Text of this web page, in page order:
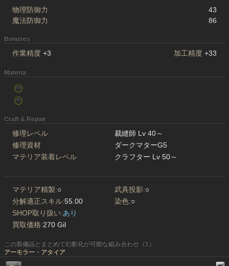
物理防御力
43
魔法防御力
86
Bonuses
作業精度 +3 加工精度 +33
Materia
Craft & Repair
修理レベル
裁縫師 Lv 40～
修理資材
ダークマターG5
マテリア装着レベル
クラフター Lv 50～
マテリア精製:○ 武具投影:○
分解適正スキル:55.00 染色:○
SHOP取り扱い:あり
買取価格:270 Gil
この装備品とまとめて幻影化が可能な組み合わせ（1）
アーモラー・アタイア